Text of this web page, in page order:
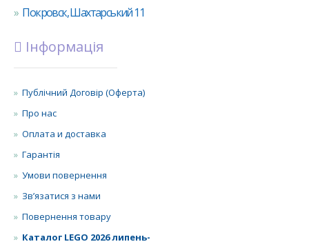
Покровск, Шахтарський 11
Інформація
Публічний Договір (Оферта)
Про нас
Оплата и доставка
Гарантія
Умови повернення
Зв’язатися з нами
Повернення товару
Каталог LEGO 2026 липень-